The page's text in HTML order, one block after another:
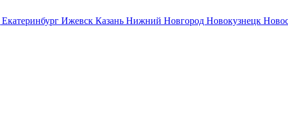
Екатеринбург Ижевск Казань Нижний Новгород Новокузнецк